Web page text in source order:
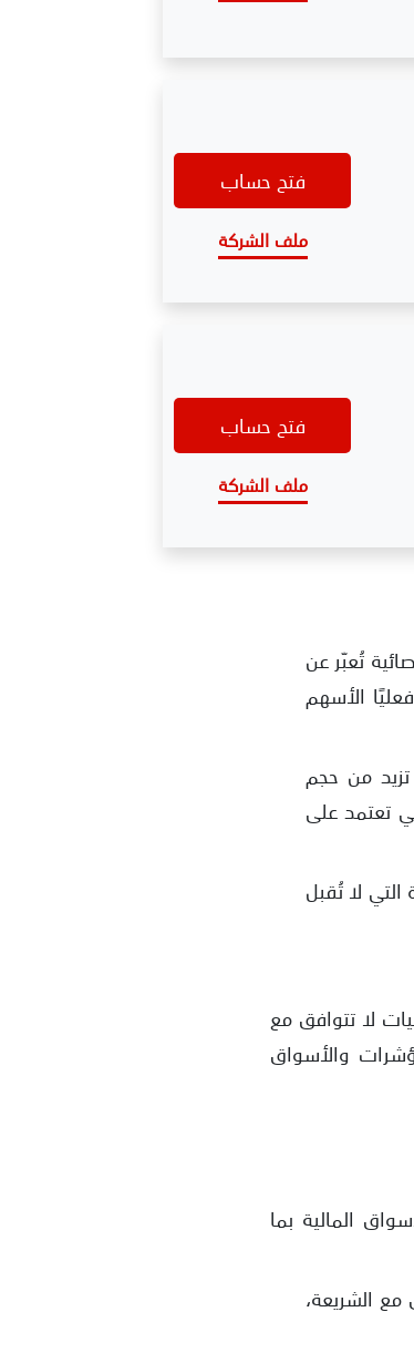
فتح حساب
ملف الشركة
فتح حساب
ملف الشركة
تُعبّر عن
الأسهم
تزيد من حجم
تعتمد على
لا تُقبل
لا تتوافق مع
والأسواق
المالية بما
الشريعة،